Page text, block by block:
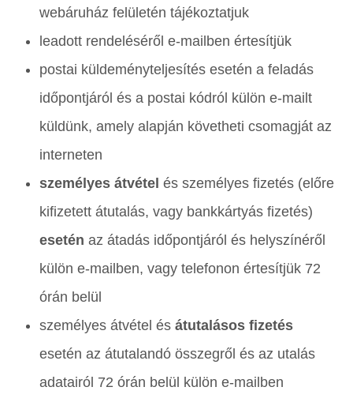
webáruház felületén tájékoztatjuk
leadott rendeléséről e-mailben értesítjük
postai küldeményteljesítés esetén a feladás
időpontjáról és a postai kódról külön e-mailt
küldünk, amely alapján követheti csomagját az
interneten
személyes átvétel és személyes fizetés (előre
kifizetett átutalás, vagy bankkártyás fizetés)
esetén az átadás időpontjáról és helyszínéről
külön e-mailben, vagy telefonon értesítjük 72
órán belül
személyes átvétel és átutalásos fizetés
esetén az átutalandó összegről és az utalás
adatairól 72 órán belül külön e-mailben